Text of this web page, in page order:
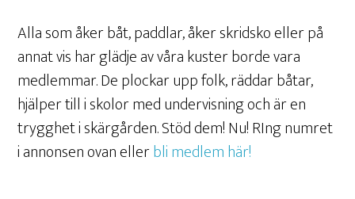
Alla som åker båt, paddlar, åker skridsko eller på
annat vis har glädje av våra kuster borde vara
medlemmar. De plockar upp folk, räddar båtar,
hjälper till i skolor med undervisning och är en
trygghet i skärgården. Stöd dem! Nu! RIng numret
i annonsen ovan ellerbli medlem här!